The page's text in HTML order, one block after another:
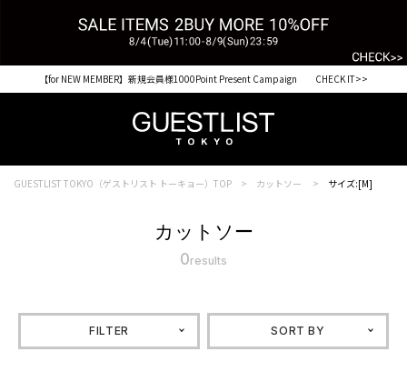
【for NEW MEMBER】新規会員様1000Point Present Campaign CHECK IT>>
GUESTLIST TOKYO（ゲストリスト トーキョー）TOP カットソー サイズ:[M]
カットソー
0results
FILTER SORT BY